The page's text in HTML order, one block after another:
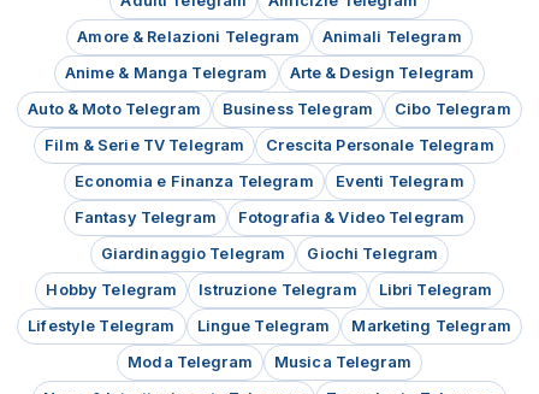
Amore & Relazioni Telegram
Animali Telegram
Anime & Manga Telegram
Arte & Design Telegram
Auto & Moto Telegram
Business Telegram
Cibo Telegram
Film & Serie TV Telegram
Crescita Personale Telegram
Economia e Finanza Telegram
Eventi Telegram
Fantasy Telegram
Fotografia & Video Telegram
Giardinaggio Telegram
Giochi Telegram
Hobby Telegram
Istruzione Telegram
Libri Telegram
Lifestyle Telegram
Lingue Telegram
Marketing Telegram
Moda Telegram
Musica Telegram